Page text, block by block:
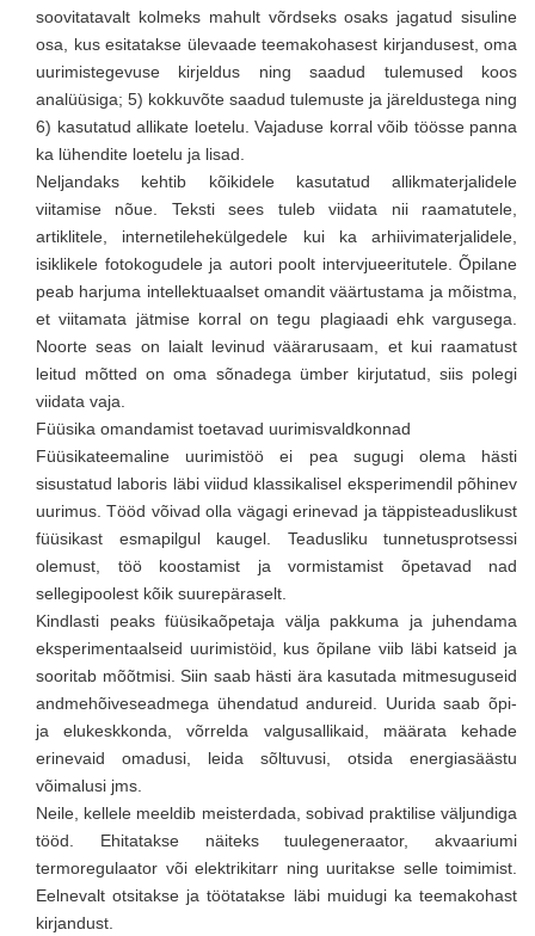
soovitatavalt kolmeks mahult võrdseks osaks jagatud sisuline
osa, kus esitatakse ülevaade teemakohasest kirjandusest, oma
uurimistegevuse kirjeldus ning saadud tulemused koos
analüüsiga; 5) kokkuvõte saadud tulemuste ja järeldustega ning
6) kasutatud allikate loetelu. Vajaduse korral võib töösse panna
ka lühendite loetelu ja lisad.
Neljandaks kehtib kõikidele kasutatud allikmaterjalidele
viitamise nõue. Teksti sees tuleb viidata nii raamatutele,
artiklitele, internetilehekülgedele kui ka arhiivimaterjalidele,
isiklikele fotokogudele ja autori poolt intervjueeritutele. Õpilane
peab harjuma intellektuaalset omandit väärtustama ja mõistma,
et viitamata jätmise korral on tegu plagiaadi ehk vargusega.
Noorte seas on laialt levinud väärarusaam, et kui raamatust
leitud mõtted on oma sõnadega ümber kirjutatud, siis polegi
viidata vaja.
Füüsika omandamist toetavad uurimisvaldkonnad
Füüsikateemaline uurimistöö ei pea sugugi olema hästi
sisustatud laboris läbi viidud klassikalisel eksperimendil põhinev
uurimus. Tööd võivad olla vägagi erinevad ja täppisteaduslikust
füüsikast esmapilgul kaugel. Teadusliku tunnetusprotsessi
olemust, töö koostamist ja vormistamist õpetavad nad
sellegipoolest kõik suurepäraselt.
Kindlasti peaks füüsikaõpetaja välja pakkuma ja juhendama
eksperimentaalseid uurimistöid, kus õpilane viib läbi katseid ja
sooritab mõõtmisi. Siin saab hästi ära kasutada mitmesuguseid
andmehõiveseadmega ühendatud andureid. Uurida saab õpi-
ja elukeskkonda, võrrelda valgusallikaid, määrata kehade
erinevaid omadusi, leida sõltuvusi, otsida energiasäästu
võimalusi jms.
Neile, kellele meeldib meisterdada, sobivad praktilise väljundiga
tööd. Ehitatakse näiteks tuulegeneraator, akvaariumi
termoregulaator või elektrikitarr ning uuritakse selle toimimist.
Eelnevalt otsitakse ja töötatakse läbi muidugi ka teemakohast
kirjandust.